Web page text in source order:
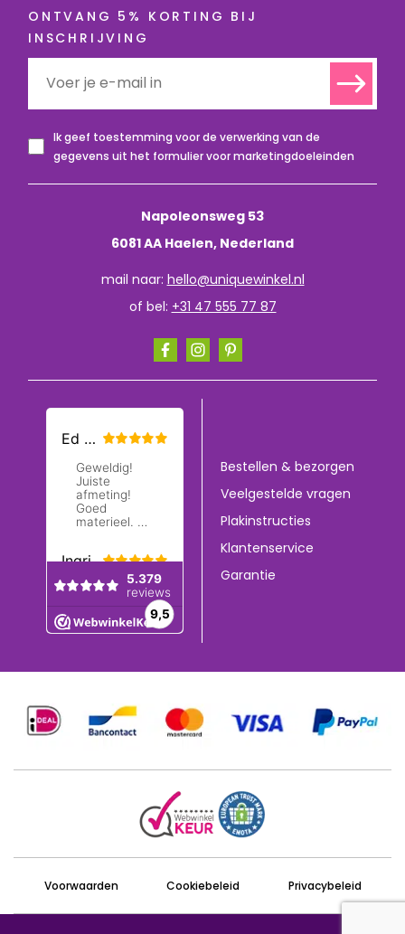
Napoleonsweg 53
6081 AA Haelen, Nederland
mail naar: hello@uniquewinkel.nl
of bel: +31 47 555 77 87
Bestellen & bezorgen
Veelgestelde vragen
Plakinstructies
Klantenservice
Garantie
ONTVANG 5% KORTING BIJ
INSCHRIJVING
Ik geef toestemming voor de verwerking van de
gegevens uit het formulier voor marketingdoeleinden
Voorwaarden Cookiebeleid Privacybeleid